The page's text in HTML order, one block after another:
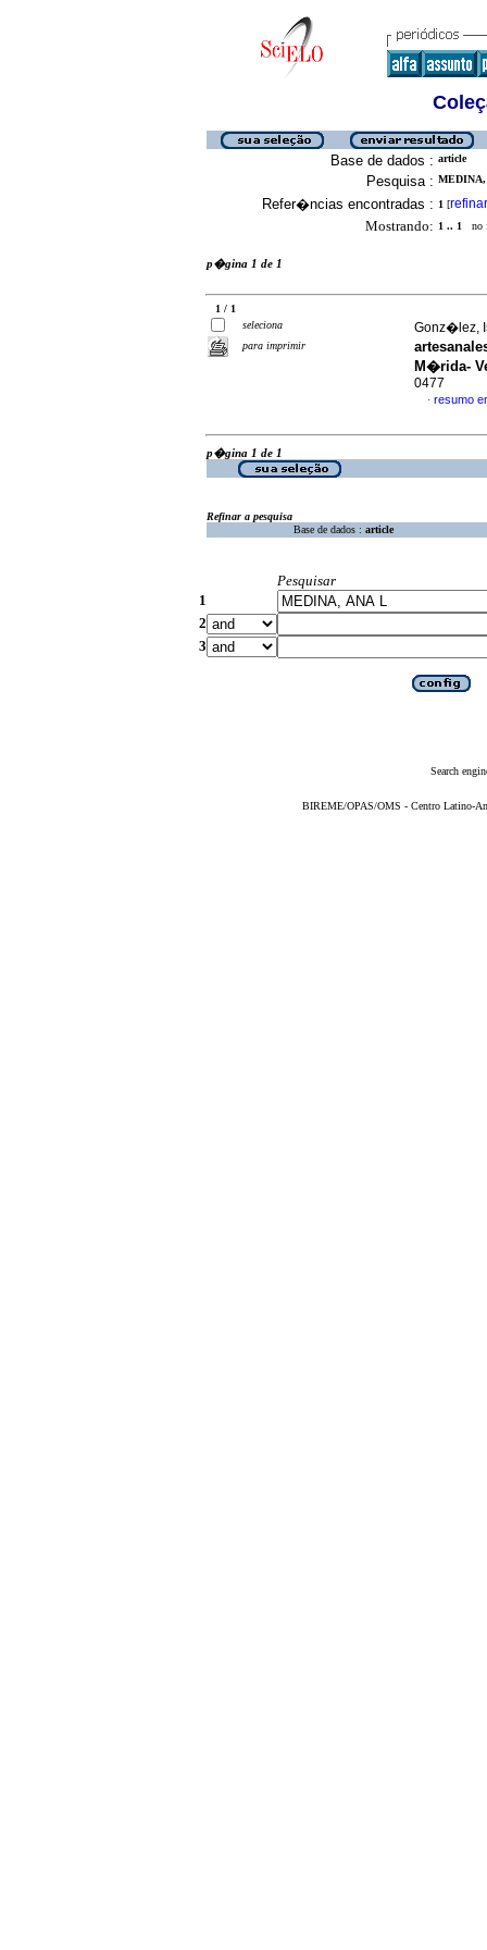
Base de dados : article
Pesquisa :
Refer�ncias encontradas : 1 [refinar
Mostrando: 1 .. 1 no
p�gina 1 de 1
1 / 1
seleciona
para imprimir
Gonz�lez,
M�rida-
0477
· resumo
p�gina 1 de 1
Refinar a pesquisa
Base de dados : article
Pesquisar
1
2
3
Search
BIREME/OPAS/OMS - Centro Latino-